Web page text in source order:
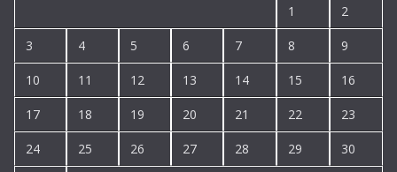
1 2
3 4 5 6 7 8 9
10 11 12 13 14 15 16
17 18 19 20 21 22 23
24 25 26 27 28 29 30